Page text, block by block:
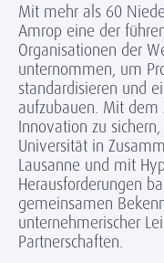
Mit mehr als 60
Amrop eine der
Organisationen der
unternommen, um
standardisieren und
aufzubauen. Mit dem
Innovation zu
Universität in
Lausanne und mit
Herausforderungen
gemeinsamen
unternehmerischer
Partnerschaften.